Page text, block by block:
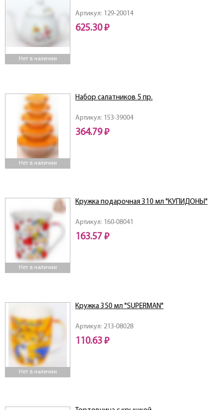
Нет в наличии
Артикул: 129-20014
625.30 ₽
Нет в наличии
Артикул: 153-39004
Набор салатников 5 пр.
364.79 ₽
Нет в наличии
Артикул: 160-08041
Кружка подарочная 310 мл "КУПИДОНЫ"
163.57 ₽
Нет в наличии
Артикул: 213-08028
Кружка 350 мл "SUPERMAN"
110.63 ₽